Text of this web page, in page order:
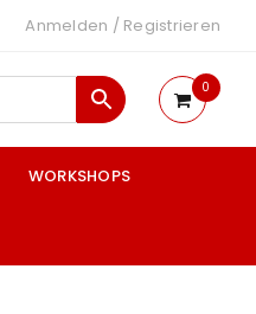
Anmelden / Registrieren
0
WORKSHOPS